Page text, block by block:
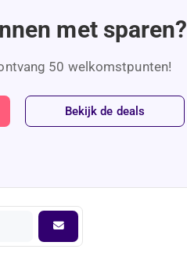
met sparen?
50 welkomstpunten!
Bekijk de deals